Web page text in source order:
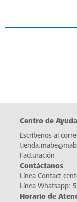
Centro de Ayuda
Escríbenos al
Facturación
Contáctanos
Línea Contact
Línea Whatsapp:
Horario de